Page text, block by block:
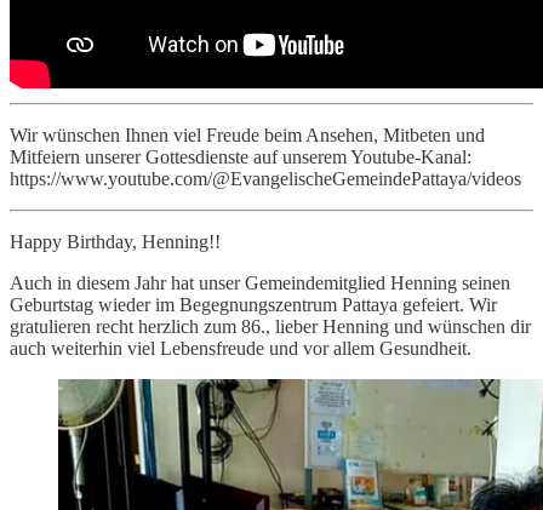
Wir wünschen Ihnen viel Freude beim Ansehen, Mitbeten und
Mitfeiern unserer Gottesdienste auf unserem Youtube-Kanal:
https://www.youtube.com/@EvangelischeGemeindePattaya/videos
Happy Birthday, Henning!!
Auch in diesem Jahr hat unser Gemeindemitglied Henning seinen
Geburtstag wieder im Begegnungszentrum Pattaya gefeiert. Wir
gratulieren recht herzlich zum 86., lieber Henning und wünschen dir
auch weiterhin viel Lebensfreude und vor allem Gesundheit.